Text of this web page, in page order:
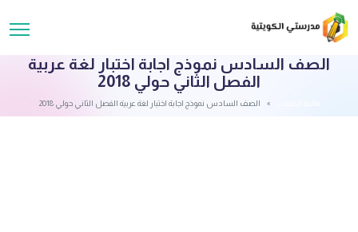
الصف السادس نموذج اجابة اختبار لغة عربية
الفصل الثاني حولي 2018
الصف السادس نموذج اجابة اختبار لغة عربية الفصل الثاني حولي 2018